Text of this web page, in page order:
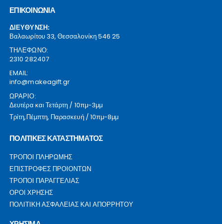
ΕΠΙΚΟΙΝΩΝΙΑ
ΔΙΕΥΘΥΝΣΗ:
Βαλαωρίτου 33, Θεσσαλονίκη 546 25
ΤΗΛΕΦΩΝΟ:
2310 282407
EMAIL:
info@makeagift.gr
ΩΡΑΡΙΟ:
Δευτέρα και Τετάρτη / 10πμ-3μμ
Τρίτη,Πέμπτη, Παρασκευή / 10πμ-8μμ
ΠΟΛΙΤΙΚΕΣ ΚΑΤΑΣΤΗΜΑΤΟΣ
ΤΡΟΠΟΙ ΠΛΗΡΩΜΗΣ
ΕΠΙΣΤΡΟΦΕΣ ΠΡΟΙΟΝΤΩΝ
ΤΡΟΠΟΙ ΠΑΡΑΓΓΕΛΙΑΣ
ΟΡΟΙ ΧΡΗΣΗΣ
ΠΟΛΙΤΙΚΗ ΑΣΦΑΛΕΙΑΣ ΚΑΙ ΑΠΟΡΡΗΤΟΥ